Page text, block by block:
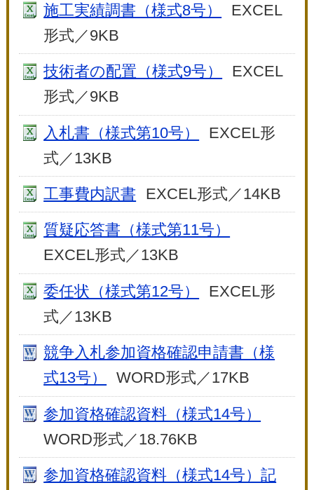
施工実績調書（様式8号）
EXCEL
形式／9KB
技術者の配置（様式9号）
EXCEL
形式／9KB
入札書（様式第10号）
EXCEL形
式／13KB
工事費内訳書 EXCEL形式／14KB
質疑応答書（様式第11号）
EXCEL形式／13KB
委任状（様式第12号）
EXCEL形
式／13KB
競争入札参加資格確認申請書（様
式13号）
WORD形式／17KB
参加資格確認資料（様式14号）
WORD形式／18.76KB
参加資格確認資料（様式14号）記